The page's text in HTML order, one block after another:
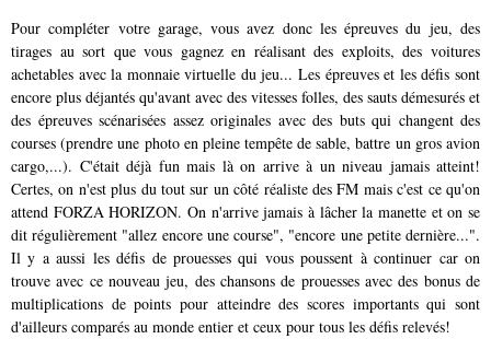
Pour compléter votre garage, vous avez donc les épreuves du jeu, des
tirages au sort que vous gagnez en réalisant des exploits, des voitures
achetables avec la monnaie virtuelle du jeu... Les épreuves et les défis sont
encore plus déjantés qu'avant avec des vitesses folles, des sauts démesurés et
des épreuves scénarisées assez originales avec des buts qui changent des
courses (prendre une photo en pleine tempête de sable, battre un gros avion
cargo,...). C'était déjà fun mais là on arrive à un niveau jamais atteint!
Certes, on n'est plus du tout sur un côté réaliste des FM mais c'est ce qu'on
attend FORZA HORIZON. On n'arrive jamais à lâcher la manette et on se
dit régulièrement "allez encore une course", "encore une petite dernière...".
Il y a aussi les défis de prouesses qui vous poussent à continuer car on
trouve avec ce nouveau jeu, des chansons de prouesses avec des bonus de
multiplications de points pour atteindre des scores importants qui sont
d'ailleurs comparés au monde entier et ceux pour tous les défis relevés!